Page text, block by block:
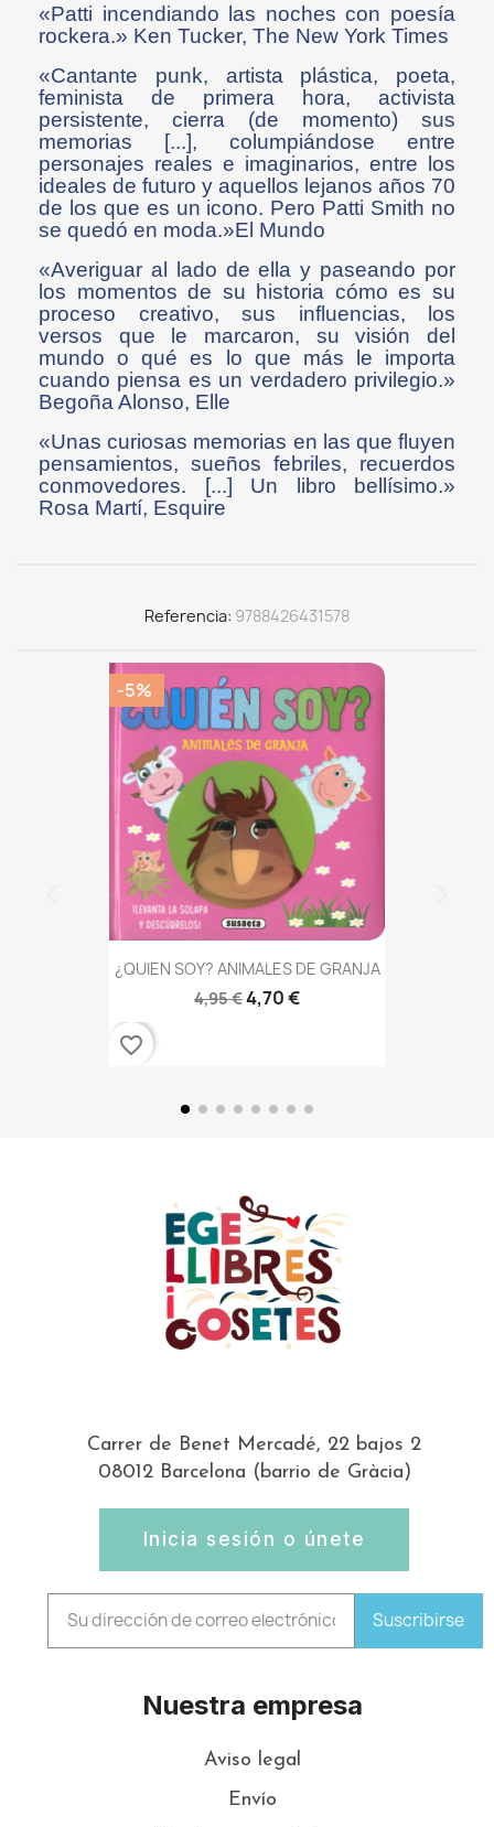
«Patti incendiando las noches con poesía
rockera.» Ken Tucker, The New York Times
«Cantante punk, artista plástica, poeta,
feminista de primera hora, activista
persistente, cierra (de momento) sus
memorias [...], columpiándose entre
personajes reales e imaginarios, entre los
ideales de futuro y aquellos lejanos años 70
de los que es un icono. Pero Patti Smith no
se quedó en moda.»El Mundo
«Averiguar al lado de ella y paseando por
los momentos de su historia cómo es su
proceso creativo, sus influencias, los
versos que le marcaron, su visión del
mundo o qué es lo que más le importa
cuando piensa es un verdadero privilegio.»
Begoña Alonso, Elle
«Unas curiosas memorias en las que fluyen
pensamientos, sueños febriles, recuerdos
conmovedores. [...] Un libro bellísimo.»
Rosa Martí, Esquire
Referencia 9788426431578
¿QUIEN SOY? ANIMALES DE GRANJA
4,95 €4,70 €
-5%
favorite_border
Carrer de Benet Mercadé, 22 bajos 2
08012 Barcelona (barrio de Gràcia)
Inicia sesión o únete
Suscribirse
Nuestra empresa
Aviso legal
Envío